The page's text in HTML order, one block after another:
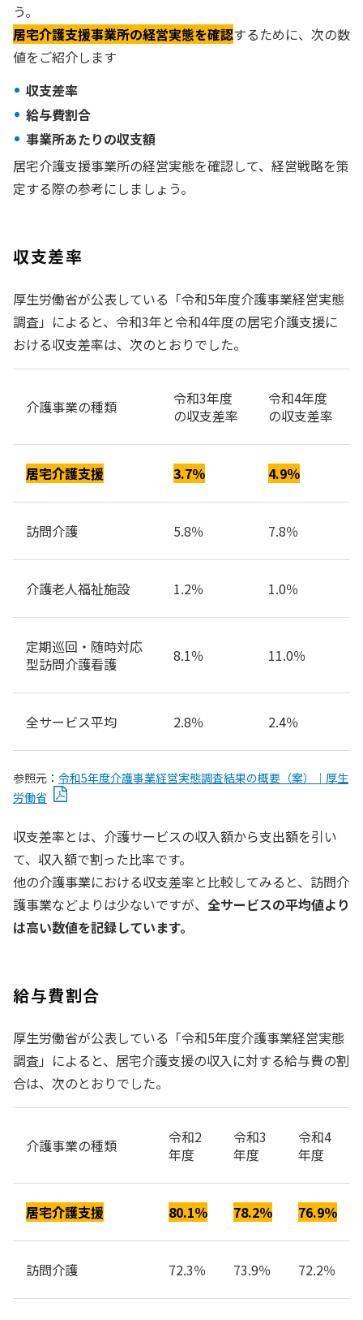
う。
居宅介護支援事業所の経営実態を確認するために、次の数
値をご紹介します
収支差率
給与費割合
事業所あたりの収支額
居宅介護支援事業所の経営実態を確認して、経営戦略を策
定する際の参考にしましょう。
収支差率
厚生労働省が公表している「令和5年度介護事業経営実態
調査」によると、令和3年と令和4年度の居宅介護支援に
おける収支差率は、次のとおりでした。
介護事業の種類
令和3年度
の収支差率
令和4年度
の収支差率
居宅介護支援 3.7％ 4.9％
訪問介護 5.8％ 7.8％
介護老人福祉施設 1.2％ 1.0％
定期巡回・随時対応
型訪問介護看護
8.1％ 11.0％
全サービス平均 2.8％ 2.4％
参照元： 令和5年度介護事業経営実態調査結果の概要（案）｜厚生
労働省
収支差率とは、介護サービスの収入額から支出額を引い
て、収入額で割った比率です。
他の介護事業における収支差率と比較してみると、訪問介
護事業などよりは少ないですが、 全サービスの平均値より
は高い数値を記録しています。
給与費割合
厚生労働省が公表している「令和5年度介護事業経営実態
調査」によると、居宅介護支援の収入に対する給与費の割
合は、次のとおりでした。
介護事業の種類
令和2
年度
令和3
年度
令和4
年度
居宅介護支援 80.1％ 78.2％ 76.9％
訪問介護 72.3％ 73.9％ 72.2％